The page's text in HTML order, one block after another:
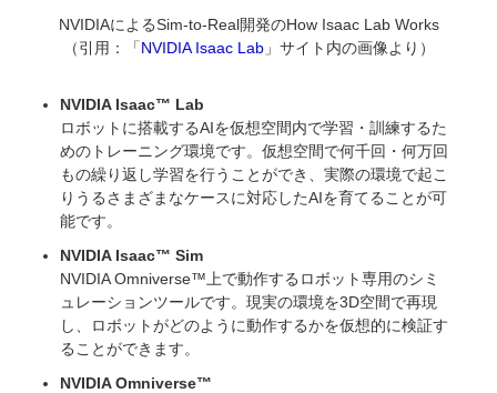
NVIDIAによるSim-to-Real開発のHow Isaac Lab Works
（引用：「NVIDIA Isaac Lab」サイト内の画像より）
NVIDIA Isaac™ Lab
ロボットに搭載するAIを仮想空間内で学習・訓練するた
めのトレーニング環境です。仮想空間で何千回・何万回
もの繰り返し学習を行うことができ、実際の環境で起こ
りうるさまざまなケースに対応したAIを育てることが可
能です。
NVIDIA Isaac™ Sim
NVIDIA Omniverse™上で動作するロボット専用のシミ
ュレーションツールです。現実の環境を3D空間で再現
し、ロボットがどのように動作するかを仮想的に検証す
ることができます。
NVIDIA Omniverse™